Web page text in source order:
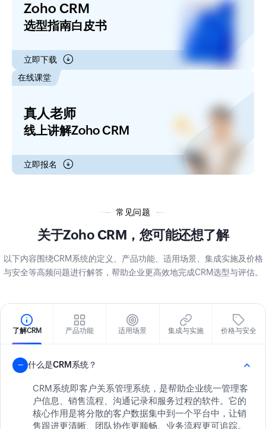
Zoho CRM
选型指南白皮书
立即下载
在线课堂
真人老师
线上讲解Zoho CRM
立即报名
常见问题
关于Zoho CRM，您可能还想了解
以下内容围绕CRM系统的定义、产品功能、适用场景、集成实施及价格
与安全等高频问题进行解答，帮助企业更高效地完成CRM选型与评估。
了解CRM 产品功能 适用场景 集成与实施 价格与安全
什么是CRM系统？
CRM系统即客户关系管理系统，是帮助企业统一管理客
户信息、销售流程、沟通记录和服务过程的软件。它的
核心作用是将分散的客户数据集中到一个平台中，让销
售跟进更清晰、团队协作更顺畅、业务流程更可追踪。